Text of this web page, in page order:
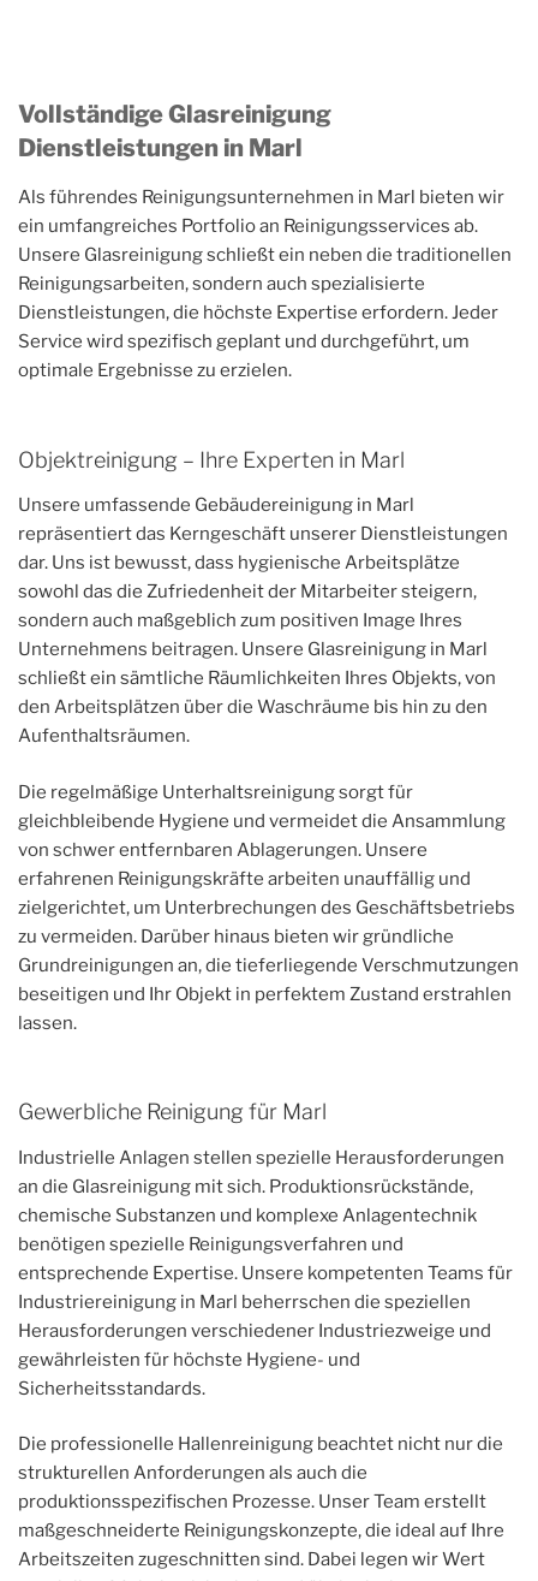
Vollständige Glasreinigung
Dienstleistungen in Marl
Als führendes Reinigungsunternehmen in Marl bieten wir
ein umfangreiches Portfolio an Reinigungsservices ab.
Unsere Glasreinigung schließt ein neben die traditionellen
Reinigungsarbeiten, sondern auch spezialisierte
Dienstleistungen, die höchste Expertise erfordern. Jeder
Service wird spezifisch geplant und durchgeführt, um
optimale Ergebnisse zu erzielen.
Objektreinigung – Ihre Experten in Marl
Unsere umfassende Gebäudereinigung in Marl
repräsentiert das Kerngeschäft unserer Dienstleistungen
dar. Uns ist bewusst, dass hygienische Arbeitsplätze
sowohl das die Zufriedenheit der Mitarbeiter steigern,
sondern auch maßgeblich zum positiven Image Ihres
Unternehmens beitragen. Unsere Glasreinigung in Marl
schließt ein sämtliche Räumlichkeiten Ihres Objekts, von
den Arbeitsplätzen über die Waschräume bis hin zu den
Aufenthaltsräumen.
Die regelmäßige Unterhaltsreinigung sorgt für
gleichbleibende Hygiene und vermeidet die Ansammlung
von schwer entfernbaren Ablagerungen. Unsere
erfahrenen Reinigungskräfte arbeiten unauffällig und
zielgerichtet, um Unterbrechungen des Geschäftsbetriebs
zu vermeiden. Darüber hinaus bieten wir gründliche
Grundreinigungen an, die tieferliegende Verschmutzungen
beseitigen und Ihr Objekt in perfektem Zustand erstrahlen
lassen.
Gewerbliche Reinigung für Marl
Industrielle Anlagen stellen spezielle Herausforderungen
an die Glasreinigung mit sich. Produktionsrückstände,
chemische Substanzen und komplexe Anlagentechnik
benötigen spezielle Reinigungsverfahren und
entsprechende Expertise. Unsere kompetenten Teams für
Industriereinigung in Marl beherrschen die speziellen
Herausforderungen verschiedener Industriezweige und
gewährleisten für höchste Hygiene- und
Sicherheitsstandards.
Die professionelle Hallenreinigung beachtet nicht nur die
strukturellen Anforderungen als auch die
produktionsspezifischen Prozesse. Unser Team erstellt
maßgeschneiderte Reinigungskonzepte, die ideal auf Ihre
Arbeitszeiten zugeschnitten sind. Dabei legen wir Wert